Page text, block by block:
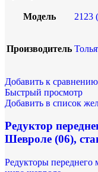
Модель 2123
Производитель
Добавить к сравнению
Быстрый просмотр
Добавить в список
Редуктор
Шевроле (06),
Редукторы переднего